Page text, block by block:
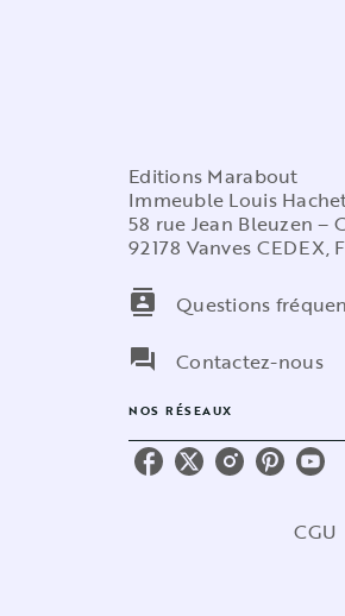
Editions Marabout
Immeuble Louis
58 rue Jean Bleuzen –
92178 Vanves CEDEX,
contacts
Questions
question_answer
Contactez-nous
NOS RÉSEAUX
CGU